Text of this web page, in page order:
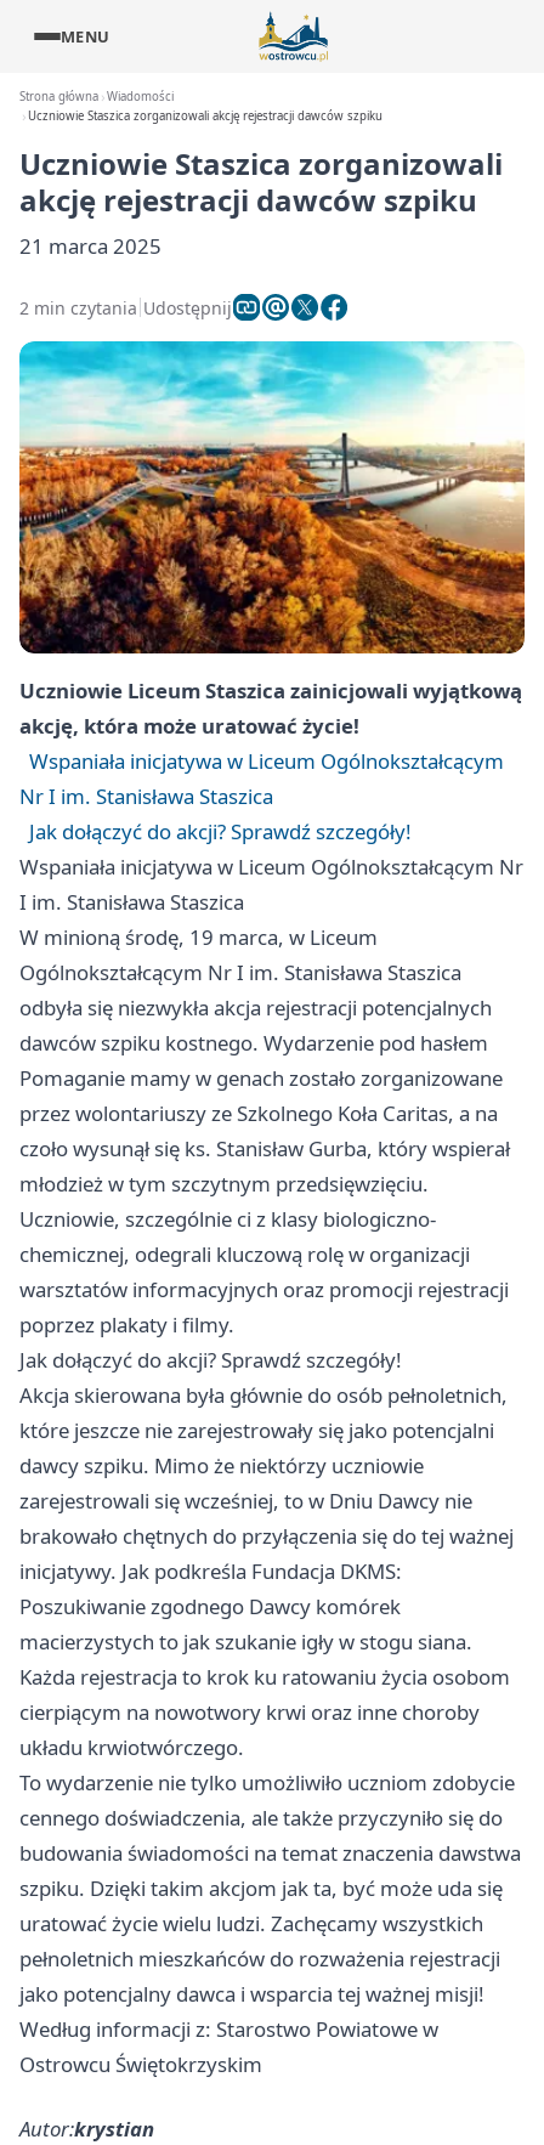
MENU
Strona główna Wiadomości
Uczniowie Staszica zorganizowali akcję rejestracji dawców szpiku
Uczniowie Staszica zorganizowali
akcję rejestracji dawców szpiku
21 marca 2025
2 min czytania Udostępnij
Uczniowie Liceum Staszica zainicjowali wyjątkową
akcję, która może uratować życie!
Wspaniała inicjatywa w Liceum Ogólnokształcącym
Nr I im. Stanisława Staszica
Jak dołączyć do akcji? Sprawdź szczegóły!
Wspaniała inicjatywa w Liceum Ogólnokształcącym Nr
I im. Stanisława Staszica
W minioną środę, 19 marca, w Liceum
Ogólnokształcącym Nr I im. Stanisława Staszica
odbyła się niezwykła akcja rejestracji potencjalnych
dawców szpiku kostnego. Wydarzenie pod hasłem
Pomaganie mamy w genach zostało zorganizowane
przez wolontariuszy ze Szkolnego Koła Caritas, a na
czoło wysunął się ks. Stanisław Gurba, który wspierał
młodzież w tym szczytnym przedsięwzięciu.
Uczniowie, szczególnie ci z klasy biologiczno-
chemicznej, odegrali kluczową rolę w organizacji
warsztatów informacyjnych oraz promocji rejestracji
poprzez plakaty i filmy.
Jak dołączyć do akcji? Sprawdź szczegóły!
Akcja skierowana była głównie do osób pełnoletnich,
które jeszcze nie zarejestrowały się jako potencjalni
dawcy szpiku. Mimo że niektórzy uczniowie
zarejestrowali się wcześniej, to w Dniu Dawcy nie
brakowało chętnych do przyłączenia się do tej ważnej
inicjatywy. Jak podkreśla Fundacja DKMS:
Poszukiwanie zgodnego Dawcy komórek
macierzystych to jak szukanie igły w stogu siana.
Każda rejestracja to krok ku ratowaniu życia osobom
cierpiącym na nowotwory krwi oraz inne choroby
układu krwiotwórczego.
To wydarzenie nie tylko umożliwiło uczniom zdobycie
cennego doświadczenia, ale także przyczyniło się do
budowania świadomości na temat znaczenia dawstwa
szpiku. Dzięki takim akcjom jak ta, być może uda się
uratować życie wielu ludzi. Zachęcamy wszystkich
pełnoletnich mieszkańców do rozważenia rejestracji
jako potencjalny dawca i wsparcia tej ważnej misji!
Według informacji z: Starostwo Powiatowe w
Ostrowcu Świętokrzyskim
Autor:krystian